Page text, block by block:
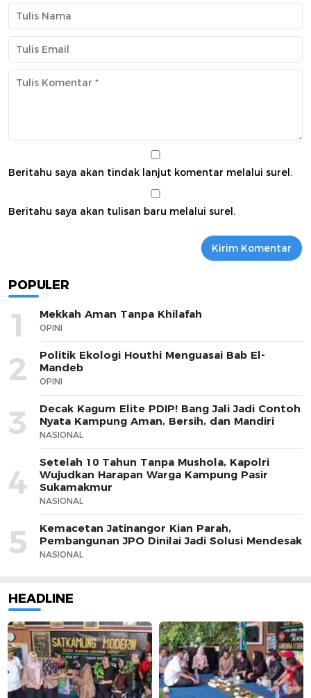
Beritahu saya akan tindak lanjut komentar melalui surel.
Beritahu saya akan tulisan baru melalui surel.
POPULER
1 Mekkah Aman Tanpa Khilafah
OPINI
2
Politik Ekologi Houthi Menguasai Bab El-
Mandeb
OPINI
3
Decak Kagum Elite PDIP! Bang Jali Jadi Contoh
Nyata Kampung Aman, Bersih, dan Mandiri
NASIONAL
4
Setelah 10 Tahun Tanpa Mushola, Kapolri
Wujudkan Harapan Warga Kampung Pasir
Sukamakmur
NASIONAL
5
Kemacetan Jatinangor Kian Parah,
Pembangunan JPO Dinilai Jadi Solusi Mendesak
NASIONAL
HEADLINE